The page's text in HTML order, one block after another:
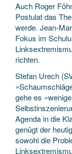
Auch Roger
Postulat das
werde. Jean-
Fokus im
richten.
Stefan Urech
gehe es
Agenda in die
genügt der
sowohl die